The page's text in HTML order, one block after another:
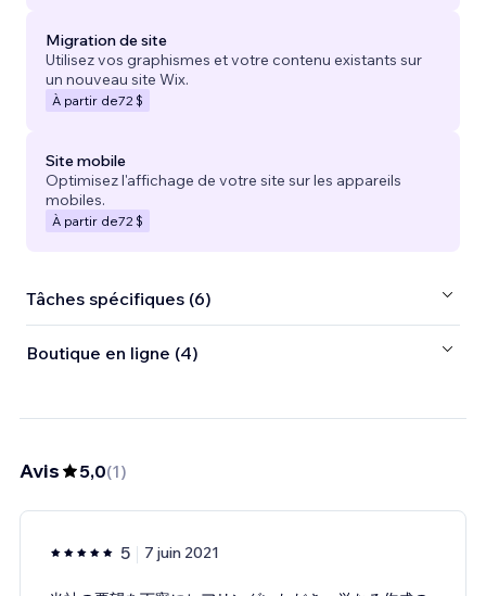
Migration de site
Utilisez vos graphismes et votre contenu existants sur
un nouveau site Wix.
À partir de72 $
Site mobile
Optimisez l'affichage de votre site sur les appareils
mobiles.
À partir de72 $
Tâches spécifiques (6)
Boutique en ligne (4)
Avis 5,0(1)
5 7 juin 2021